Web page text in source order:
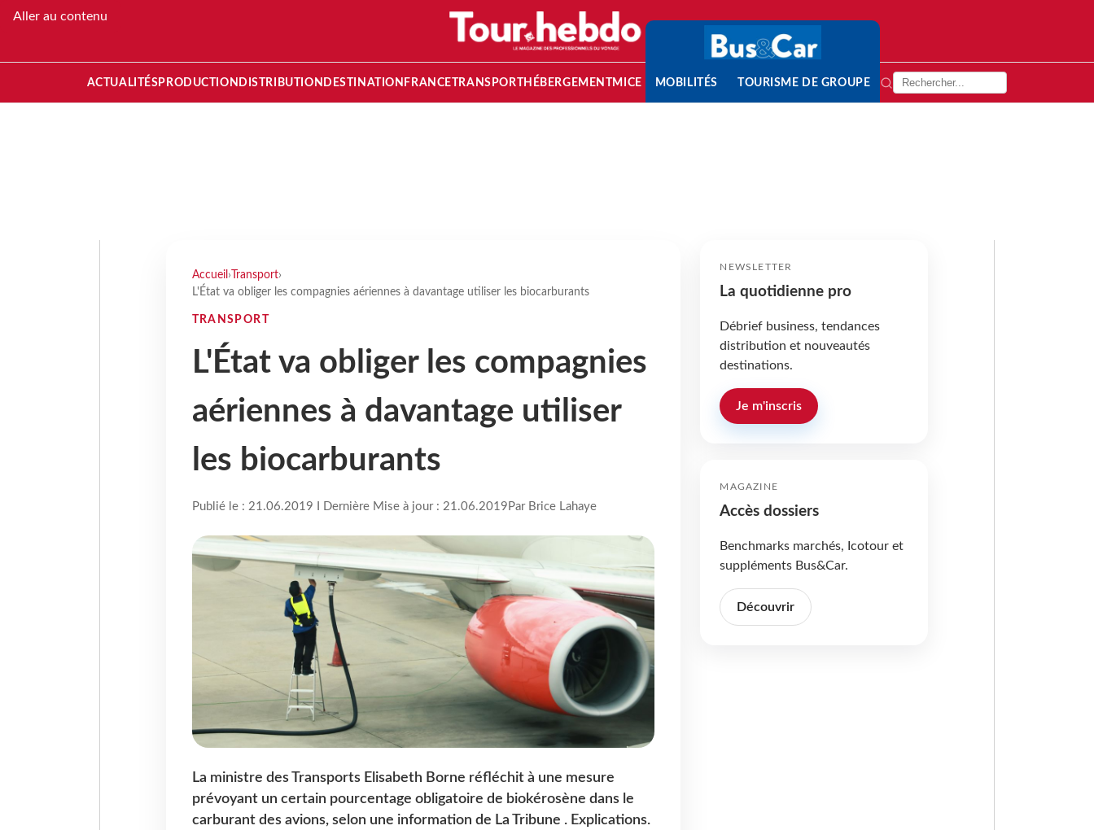
Aller au contenu
ACTUALITÉS PRODUCTION DISTRIBUTION DESTINATION FRANCETRANSPORT HÉBERGEMENTMICE MOBILITÉS TOURISME DE GROUPE
Accueil › Transport›
L'État va obliger les compagnies aériennes à davantage utiliser les biocarburants
TRANSPORT
L'État va obliger les compagnies
aériennes à davantage utiliser
les biocarburants
Publié le : 21.06.2019 I Dernière Mise à jour : 21.06.2019 Par Brice Lahaye
La ministre des Transports Elisabeth Borne réfléchit à une mesure
prévoyant un certain pourcentage obligatoire de biokérosène dans le
carburant des avions, selon une information de La Tribune . Explications.
NEWSLETTER
La quotidienne pro
Débrief business, tendances
distribution et nouveautés
destinations.
Je m'inscris
MAGAZINE
Accès dossiers
Benchmarks marchés, Icotour et
suppléments Bus&Car.
Découvrir